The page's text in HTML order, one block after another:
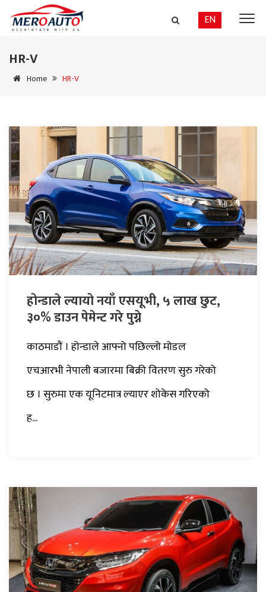
EN
HR-V
Home HR-V
होन्डाले ल्यायो नयाँ एसयूभी, ५ लाख छुट,
३०% डाउन पेमेन्ट गरे पुग्ने
काठमाडौं । होन्डाले आफ्नो पछिल्लो मोडल
एचआरभी नेपाली बजारमा बिक्री वितरण सुरु गरेको
छ । सुरुमा एक यूनिटमात्र ल्याएर शोकेस गरिएको
ह...